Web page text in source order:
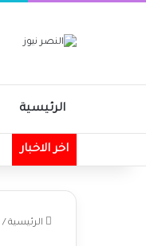
الرئيسية
اخر الاخبار
الرئيسية /